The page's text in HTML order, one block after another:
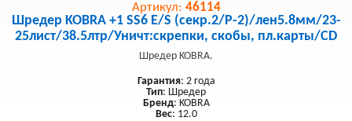
Артикул: 46114
Шредер KOBRA +1 SS6 E/S (секр.2/Р-2)/лен5.8мм/23-
25лист/38.5лтр/Уничт:скрепки, скобы, пл.карты/CD
Шредер KOBRA.
Гарантия: 2 года
Тип: Шредер
Бренд: KOBRA
Вес: 12.0